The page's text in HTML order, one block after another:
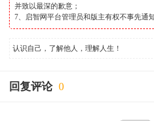
并致以最深的歉意；
7、启智网平台管理员和版主有权不事先通
认识自己，了解他人，理解人生！
回复评论 0